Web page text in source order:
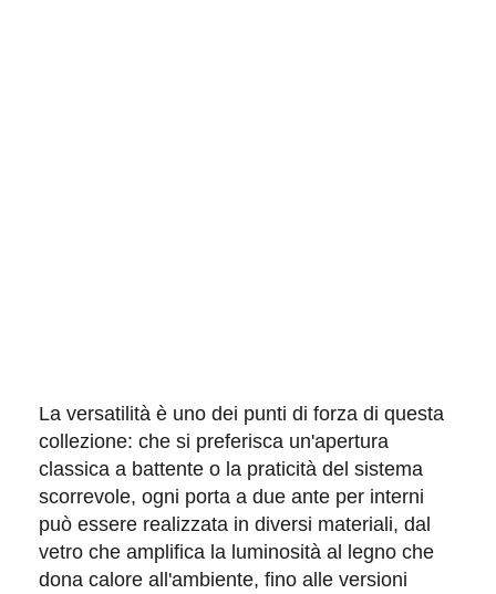
La versatilità è uno dei punti di forza di questa
collezione: che si preferisca un'apertura
classica a battente o la praticità del sistema
scorrevole, ogni porta a due ante per interni
può essere realizzata in diversi materiali, dal
vetro che amplifica la luminosità al legno che
dona calore all'ambiente, fino alle versioni